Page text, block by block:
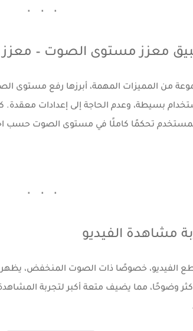
معزز مستوى الصوت –
من المميزات المهمة، أبرزها رفع
بسيطة، وعدم الحاجة إلى إعدادات
المستخدم تحكمًا كاملًا في مستوى الصوت حسب
مشاهدة الفيديو
الفيديو، خصوصًا ذات الصوت المنخفض،
أكثر وضوحًا، مما يضيف متعة أكبر لتجربة